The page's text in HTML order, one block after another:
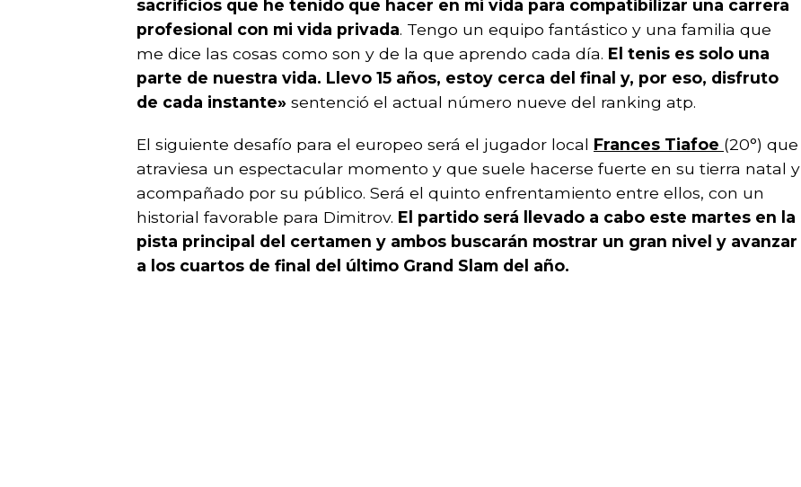
sacrificios que he tenido que hacer en mi vida para compatibilizar una carrera
profesional con mi vida privada. Tengo un equipo fantástico y una familia que
me dice las cosas como son y de la que aprendo cada día. El tenis es solo una
parte de nuestra vida. Llevo 15 años, estoy cerca del final y, por eso, disfruto
de cada instante» sentenció el actual número nueve del ranking atp.
El siguiente desafío para el europeo será el jugador local Frances Tiafoe (20°) que
atraviesa un espectacular momento y que suele hacerse fuerte en su tierra natal y
acompañado por su público. Será el quinto enfrentamiento entre ellos, con un
historial favorable para Dimitrov. El partido será llevado a cabo este martes en la
pista principal del certamen y ambos buscarán mostrar un gran nivel y avanzar
a los cuartos de final del último Grand Slam del año.